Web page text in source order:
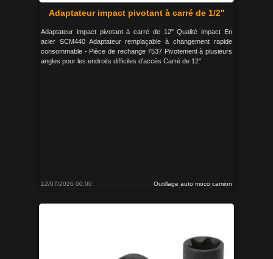
Adaptateur impact pivotant à carré de 1/2"
Adaptateur impact pivotant à carré de 12" Qualité impact En
acier SCM440 Adaptateur remplaçable à changement rapide
consommable - Pièce de rechange 7537 Pivotement à plusieurs
angles pour les endroits difficiles d'accès Carré de 12"
12/07/2026 00:00 Outillage auto moco camion